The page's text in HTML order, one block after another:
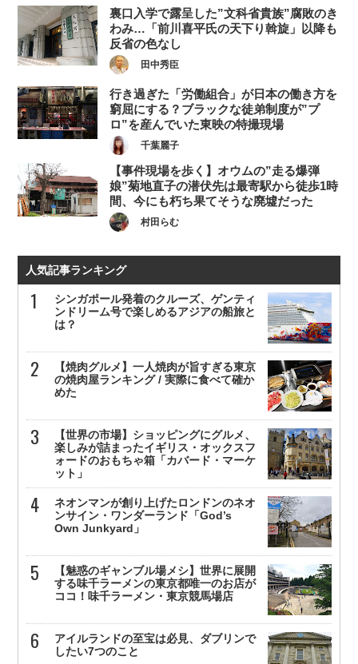
裏口入学で露呈した”文科省貴族”腐敗のき
わみ…「前川喜平氏の天下り斡旋」以降も
反省の色なし
田中秀臣
行き過ぎた「労働組合」が日本の働き方を
窮屈にする？ブラックな徒弟制度が”プ
ロ”を産んでいた東映の特撮現場
千葉麗子
【事件現場を歩く】オウムの”走る爆弾
娘”菊地直子の潜伏先は最寄駅から徒歩1時
間、今にも朽ち果てそうな廃墟だった
村田らむ
人気記事ランキング
シンガポール発着のクルーズ、ゲンティ
ンドリーム号で楽しめるアジアの船旅と
は？
【焼肉グルメ】一人焼肉が旨すぎる東京
の焼肉屋ランキング / 実際に食べて確か
めた
【世界の市場】ショッピングにグルメ、
楽しみが詰まったイギリス・オックスフ
ォードのおもちゃ箱「カバード・マーケ
ット」
ネオンマンが創り上げたロンドンのネオ
ンサイン・ワンダーランド「God’s
Own Junkyard」
【魅惑のギャンブル場メシ】世界に展開
する味千ラーメンの東京都唯一のお店が
ココ！味千ラーメン・東京競馬場店
アイルランドの至宝は必見、ダブリンで
したい7つのこと